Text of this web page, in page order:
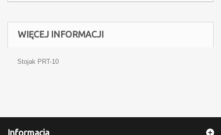
WIĘCEJ INFORMACJI
Stojak PRT-10
Informacja